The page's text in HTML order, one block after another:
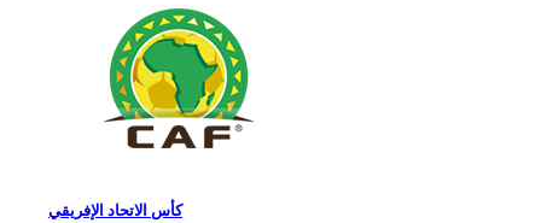
كأس الاتحاد الإفريقي